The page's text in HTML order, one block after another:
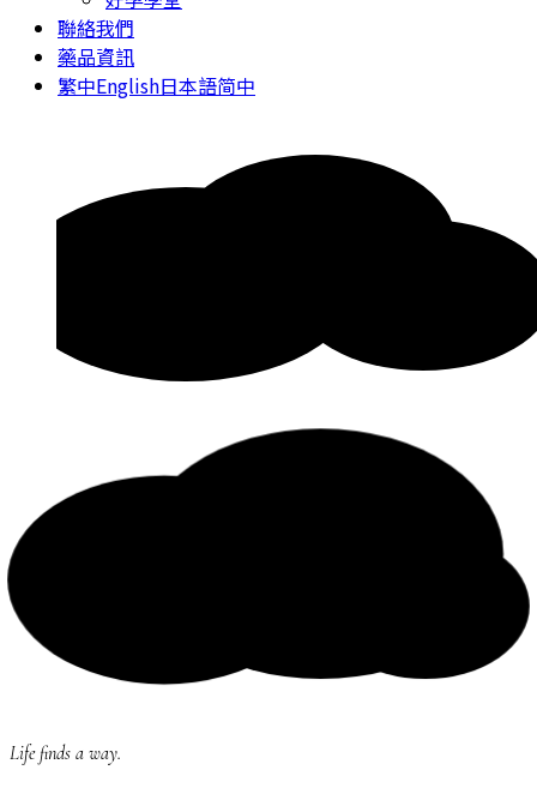
聯絡我們
藥品資訊
繁中English日本語简中
Life finds a way.